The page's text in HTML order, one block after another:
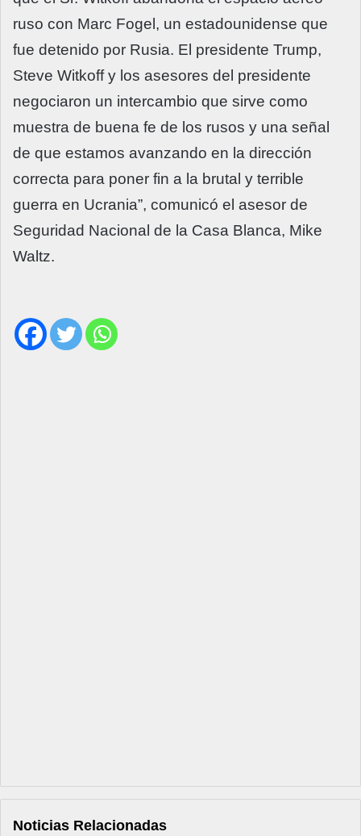
ruso con Marc Fogel, un estadounidense que
fue detenido por Rusia. El presidente Trump,
Steve Witkoff y los asesores del presidente
negociaron un intercambio que sirve como
muestra de buena fe de los rusos y una señal
de que estamos avanzando en la dirección
correcta para poner fin a la brutal y terrible
guerra en Ucrania”, comunicó el asesor de
Seguridad Nacional de la Casa Blanca, Mike
Waltz.
Noticias Relacionadas